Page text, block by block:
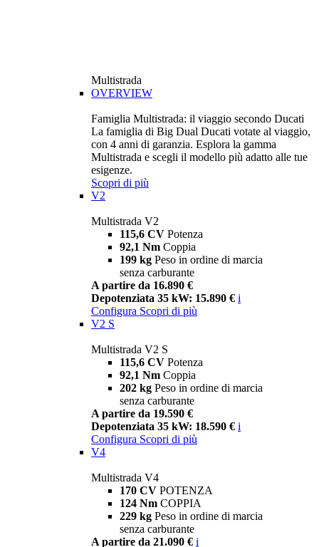
Multistrada
OVERVIEW
Famiglia Multistrada: il viaggio secondo Ducati
La famiglia di Big Dual Ducati votate al viaggio,
con 4 anni di garanzia. Esplora la gamma
Multistrada e scegli il modello più adatto alle tue
esigenze.
Scopri di più
V2
Multistrada V2
115,6 CV Potenza
92,1 Nm Coppia
199 kg Peso in ordine di marcia
senza carburante
A partire da 16.890 €
Depotenziata 35 kW: 15.890 € i
Configura Scopri di più
V2 S
Multistrada V2 S
115,6 CV Potenza
92,1 Nm Coppia
202 kg Peso in ordine di marcia
senza carburante
A partire da 19.590 €
Depotenziata 35 kW: 18.590 € i
Configura Scopri di più
V4
Multistrada V4
170 CV POTENZA
124 Nm COPPIA
229 kg Peso in ordine di marcia
senza carburante
A partire da 21.090 € i